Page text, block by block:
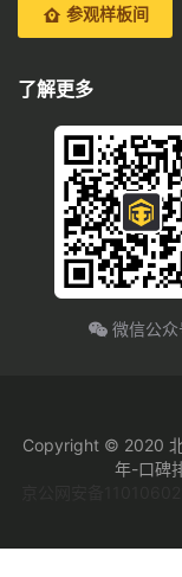
参观样板间
了解更多
微信公众
Copyright © 2020 北
年-口碑